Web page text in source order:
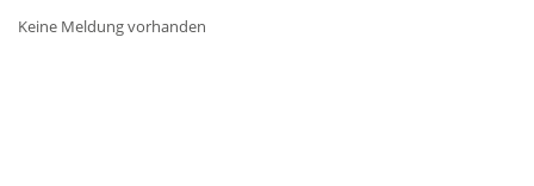
Keine Meldung vorhanden